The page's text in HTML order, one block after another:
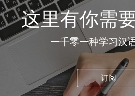
这里有你需
一千零一种学习汉
订阅